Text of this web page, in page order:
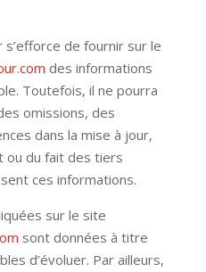
de fournir sur le
des informations
Toutefois, il ne pourra
omissions, des
dans la mise à jour,
ou du fait des tiers
ces informations.
sur le site
sont données à titre
d’évoluer. Par ailleurs,